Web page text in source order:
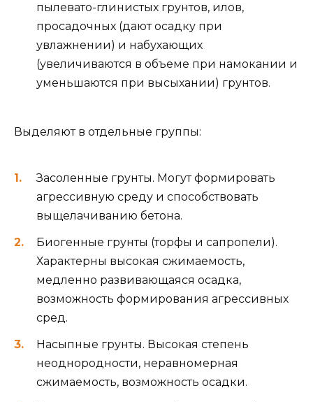
пылевато-глинистых грунтов, илов,
просадочных (дают осадку при
увлажнении) и набухающих
(увеличиваются в объеме при намокании и
уменьшаются при высыхании) грунтов.
Выделяют в отдельные группы:
Засоленные грунты. Могут формировать
агрессивную среду и способствовать
выщелачиванию бетона.
Биогенные грунты (торфы и сапропели).
Характерны высокая сжимаемость,
медленно развивающаяся осадка,
возможность формирования агрессивных
сред.
Насыпные грунты. Высокая степень
неоднородности, неравномерная
сжимаемость, возможность осадки.